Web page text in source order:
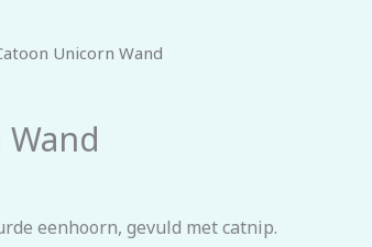
Unicorn Wand
eenhoorn, gevuld met catnip.